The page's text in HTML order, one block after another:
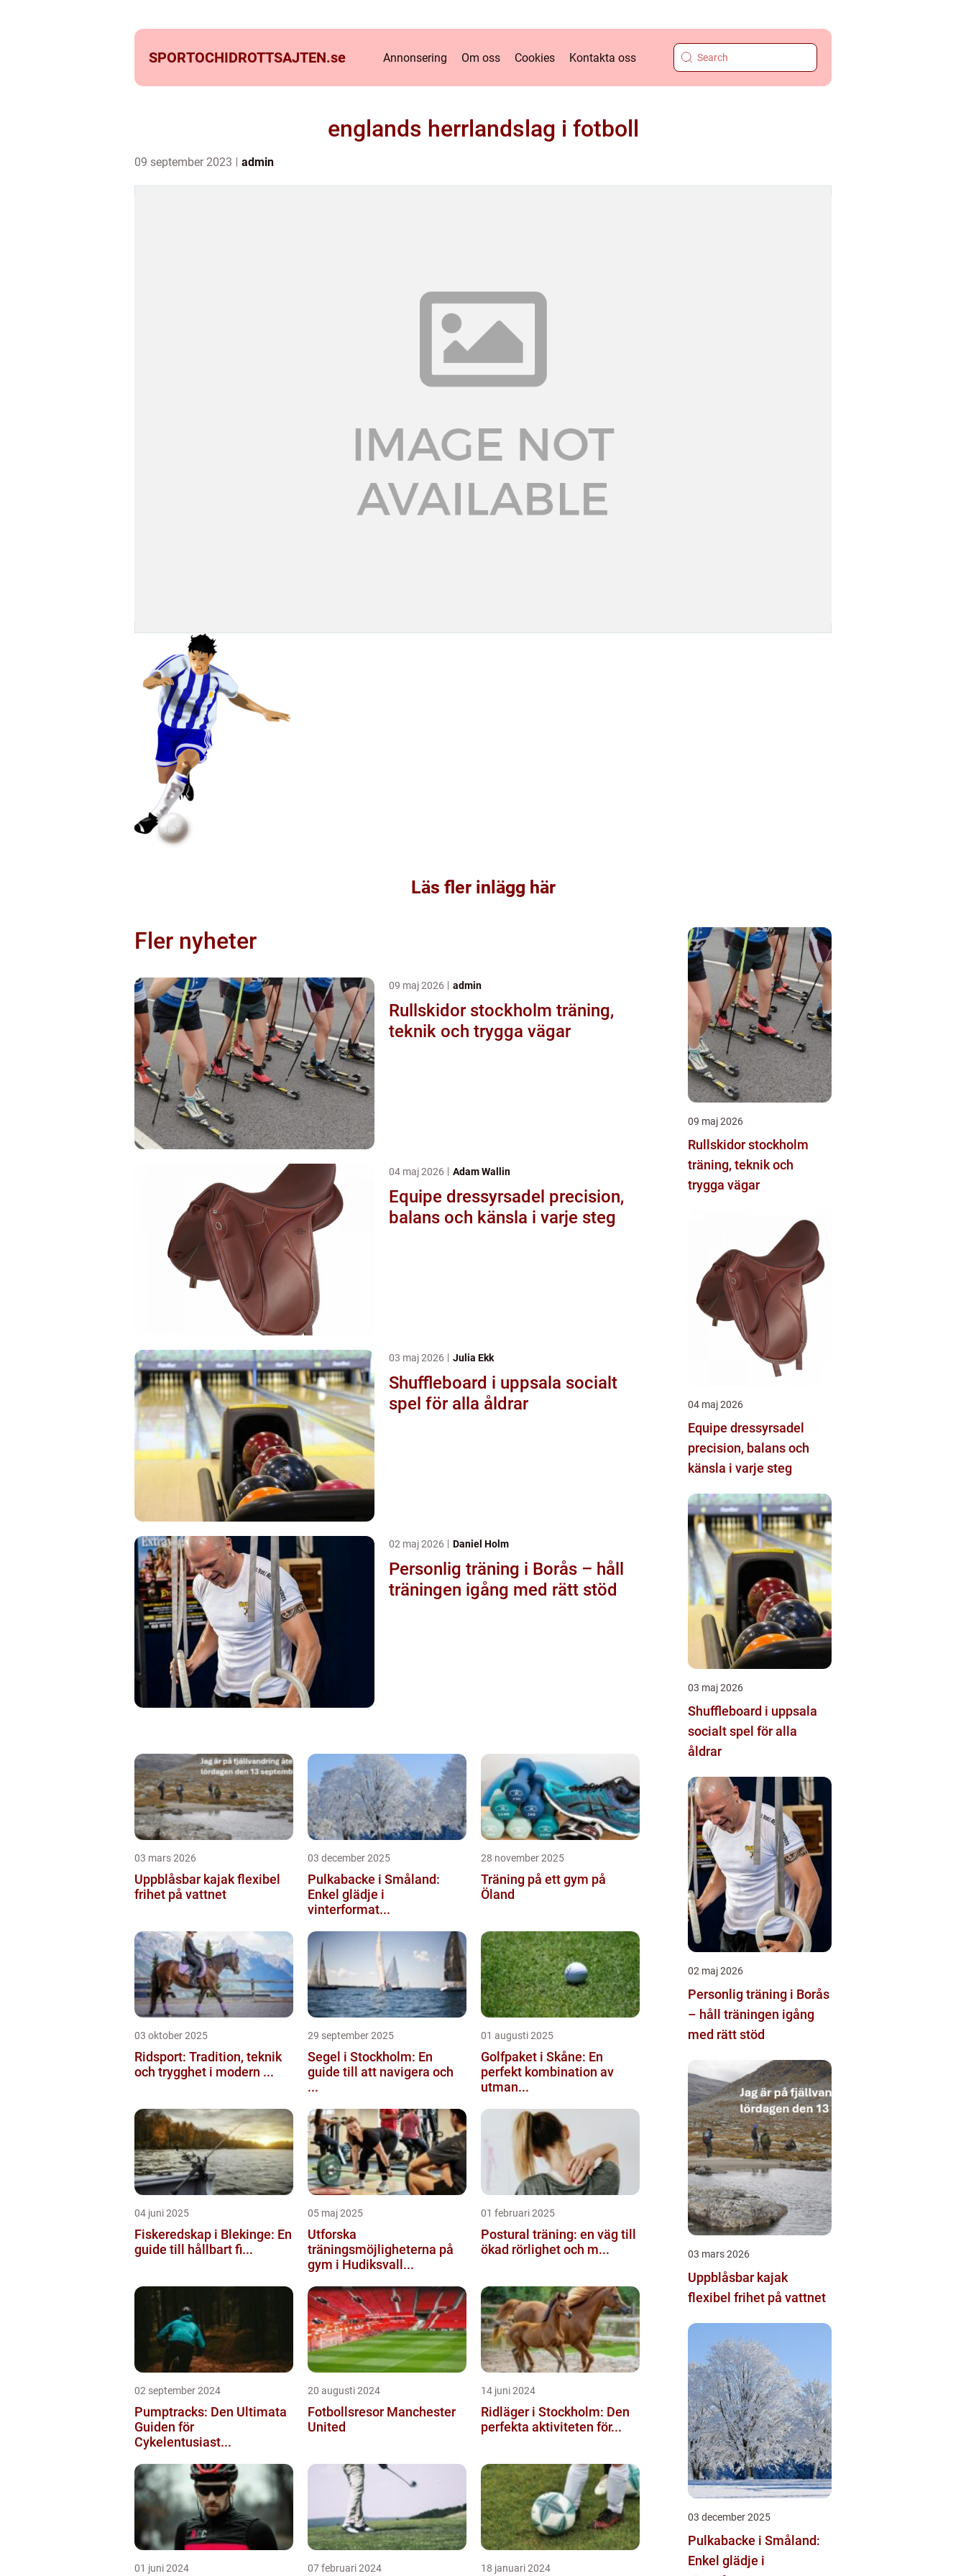
SPORTOCHIDROTTSAJTEN.se Annonsering Om oss Cookies Kontakta oss
englands herrlandslag i fotboll
09 september 2023 admin
Läs fler inlägg här
Fler nyheter
09 maj 2026 admin
Rullskidor stockholm träning,
teknik och trygga vägar
04 maj 2026 Adam Wallin
Equipe dressyrsadel precision,
balans och känsla i varje steg
03 maj 2026 Julia Ekk
Shuffleboard i uppsala socialt
spel för alla åldrar
02 maj 2026 Daniel Holm
Personlig träning i Borås – håll
träningen igång med rätt stöd
03 mars 2026
Uppblåsbar kajak flexibel
frihet på vattnet
03 december 2025
Pulkabacke i Småland:
Enkel glädje i
vinterformat...
28 november 2025
Träning på ett gym på
Öland
03 oktober 2025
Ridsport: Tradition, teknik
och trygghet i modern ...
29 september 2025
Segel i Stockholm: En
guide till att navigera och
...
01 augusti 2025
Golfpaket i Skåne: En
perfekt kombination av
utman...
04 juni 2025
Fiskeredskap i Blekinge: En
guide till hållbart fi...
05 maj 2025
Utforska
träningsmöjligheterna på
gym i Hudiksvall...
01 februari 2025
Postural träning: en väg till
ökad rörlighet och m...
02 september 2024
Pumptracks: Den Ultimata
Guiden för
Cykelentusiast...
20 augusti 2024
Fotbollsresor Manchester
United
14 juni 2024
Ridläger i Stockholm: Den
perfekta aktiviteten för...
01 juni 2024 07 februari 2024 18 januari 2024
09 maj 2026
Rullskidor stockholm
träning, teknik och
trygga vägar
04 maj 2026
Equipe dressyrsadel
precision, balans och
känsla i varje steg
03 maj 2026
Shuffleboard i uppsala
socialt spel för alla
åldrar
02 maj 2026
Personlig träning i Borås
– håll träningen igång
med rätt stöd
03 mars 2026
Uppblåsbar kajak
flexibel frihet på vattnet
03 december 2025
Pulkabacke i Småland:
Enkel glädje i